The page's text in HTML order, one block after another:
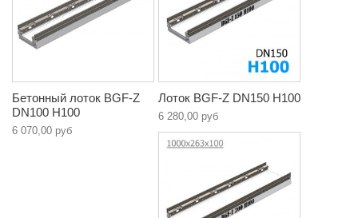
Бетонный лоток BGF-Z
DN100 H100
6 070,00 руб
Лоток BGF-Z DN150 H100
6 280,00 руб